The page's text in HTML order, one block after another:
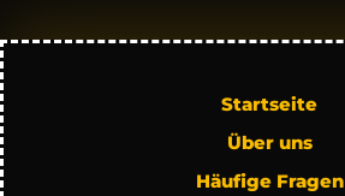
Startseite
Über uns
Häufige Fragen